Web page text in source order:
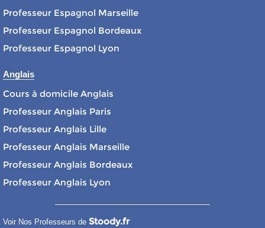
Professeur Espagnol Marseille
Professeur Espagnol Bordeaux
Professeur Espagnol Lyon
Anglais
Cours à domicile Anglais
Professeur Anglais Paris
Professeur Anglais Lille
Professeur Anglais Marseille
Professeur Anglais Bordeaux
Professeur Anglais Lyon
Voir Nos Professeurs de Stoody.fr